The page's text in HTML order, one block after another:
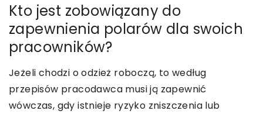
Kto jest zobowiązany do
zapewnienia polarów dla swoich
pracowników?
Jeżeli chodzi o odzież roboczą, to według
przepisów pracodawca musi ją zapewnić
wówczas, gdy istnieje ryzyko zniszczenia lub